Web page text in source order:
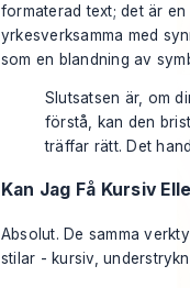
formaterad text; det är
yrkesverksamma med
som en blandning av
Slutsatsen är, om
förstå, kan den
träffar rätt. Det
Kan Jag Få Kursiv
Absolut. De samma
stilar - kursiv,